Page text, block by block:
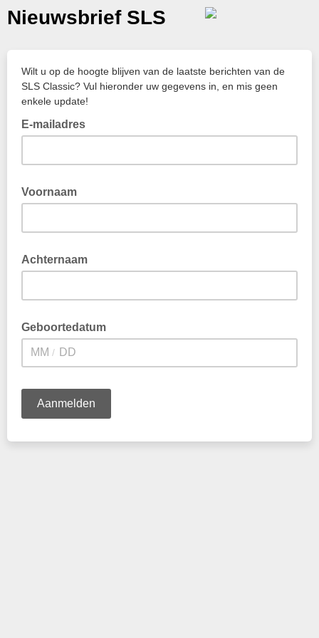
Nieuwsbrief SLS
Wilt u op de hoogte blijven van de laatste berichten van de
SLS Classic? Vul hieronder uw gegevens in, en mis geen
enkele update!
E-mailadres
Voornaam
Achternaam
Geboortedatum
/